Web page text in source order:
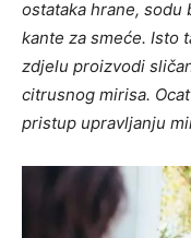
ostataka hrane,
kante za smeće. Isto
zdjelu proizvodi
citrusnog mirisa.
pristup upravljanju